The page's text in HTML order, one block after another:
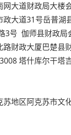
大道财政局大楼
大道31号岳普湖
3号 伽师县财政局
财政大厦巴楚县
塔什库尔干塔
地区阿克苏市文